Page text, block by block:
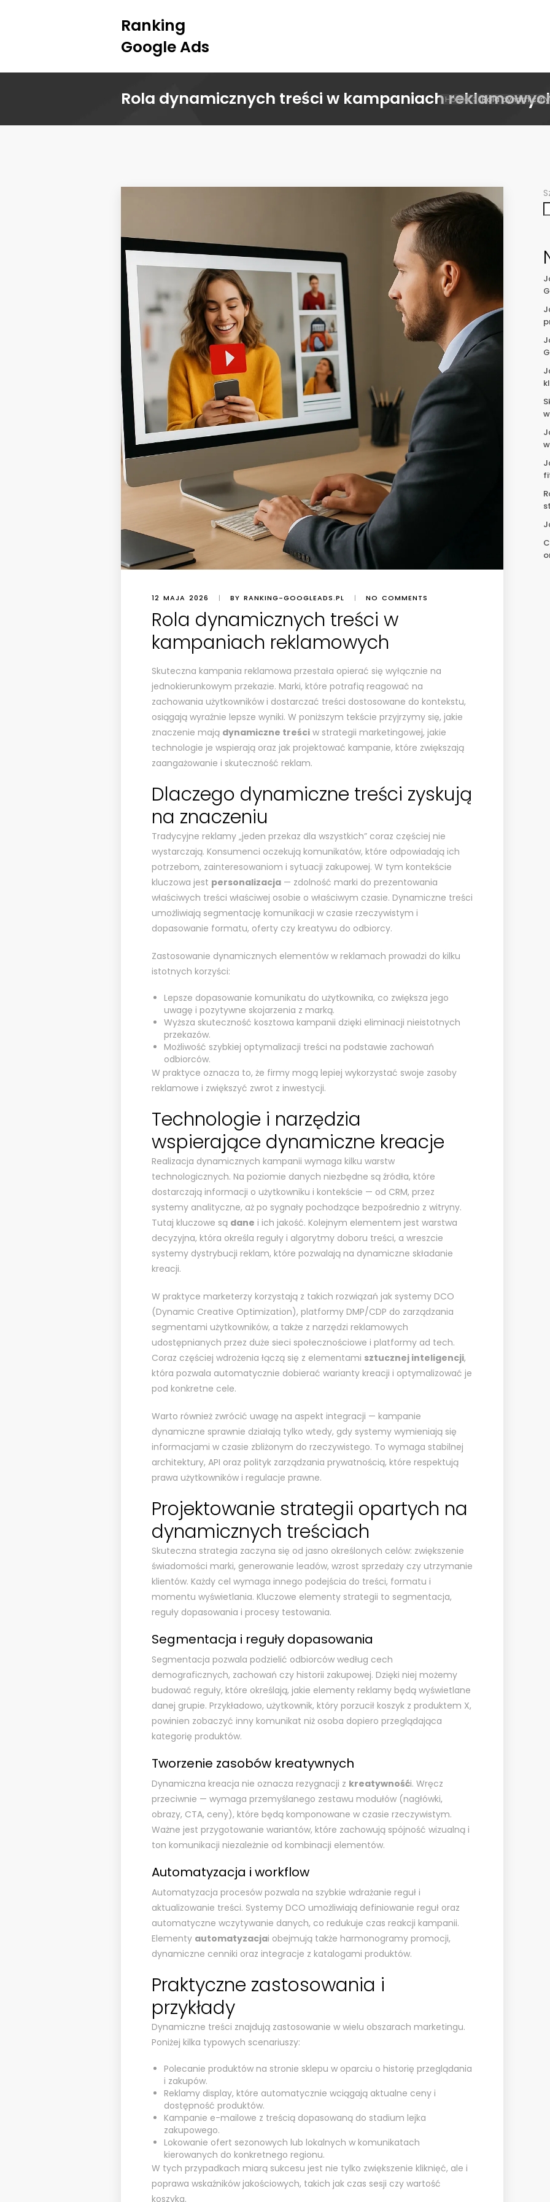
Ranking
Google Ads
Rola dynamicznych treści w kampaniachHome Rola
12 MAJA 2026 | BY RANKING-GOOGLEADS.PL | NO COMMENTS
Rola dynamicznych treści w
kampaniach reklamowych
Skuteczna kampania reklamowa przestała opierać się wyłącznie na
jednokierunkowym przekazie. Marki, które potrafią reagować na
zachowania użytkowników i dostarczać treści dostosowane do kontekstu,
osiągają wyraźnie lepsze wyniki. W poniższym tekście przyjrzymy się, jakie
znaczenie mają dynamiczne treści w strategii marketingowej, jakie
technologie je wspierają oraz jak projektować kampanie, które zwiększają
zaangażowanie i skuteczność reklam.
Dlaczego dynamiczne treści zyskują
na znaczeniu
Tradycyjne reklamy „jeden przekaz dla wszystkich” coraz częściej nie
wystarczają. Konsumenci oczekują komunikatów, które odpowiadają ich
potrzebom, zainteresowaniom i sytuacji zakupowej. W tym kontekście
kluczowa jest personalizacja — zdolność marki do prezentowania
właściwych treści właściwej osobie o właściwym czasie. Dynamiczne treści
umożliwiają segmentację komunikacji w czasie rzeczywistym i
dopasowanie formatu, oferty czy kreatywu do odbiorcy.
Zastosowanie dynamicznych elementów w reklamach prowadzi do kilku
istotnych korzyści:
Lepsze dopasowanie komunikatu do użytkownika, co zwiększa jego
uwagę i pozytywne skojarzenia z marką.
Wyższa skuteczność kosztowa kampanii dzięki eliminacji nieistotnych
przekazów.
Możliwość szybkiej optymalizacji treści na podstawie zachowań
odbiorców.
W praktyce oznacza to, że firmy mogą lepiej wykorzystać swoje zasoby
reklamowe i zwiększyć zwrot z inwestycji.
Technologie i narzędzia
wspierające dynamiczne kreacje
Realizacja dynamicznych kampanii wymaga kilku warstw
technologicznych. Na poziomie danych niezbędne są źródła, które
dostarczają informacji o użytkowniku i kontekście — od CRM, przez
systemy analityczne, aż po sygnały pochodzące bezpośrednio z witryny.
Tutaj kluczowe są dane i ich jakość. Kolejnym elementem jest warstwa
decyzyjna, która określa reguły i algorytmy doboru treści, a wreszcie
systemy dystrybucji reklam, które pozwalają na dynamiczne składanie
kreacji.
W praktyce marketerzy korzystają z takich rozwiązań jak systemy DCO
(Dynamic Creative Optimization), platformy DMP/CDP do zarządzania
segmentami użytkowników, a także z narzędzi reklamowych
udostępnianych przez duże sieci społecznościowe i platformy ad tech.
Coraz częściej wdrożenia łączą się z elementami sztucznej inteligencji,
która pozwala automatycznie dobierać warianty kreacji i optymalizować je
pod konkretne cele.
Warto również zwrócić uwagę na aspekt integracji — kampanie
dynamiczne sprawnie działają tylko wtedy, gdy systemy wymieniają się
informacjami w czasie zbliżonym do rzeczywistego. To wymaga stabilnej
architektury, API oraz polityk zarządzania prywatnością, które respektują
prawa użytkowników i regulacje prawne.
Projektowanie strategii opartych na
dynamicznych treściach
Skuteczna strategia zaczyna się od jasno określonych celów: zwiększenie
świadomości marki, generowanie leadów, wzrost sprzedaży czy utrzymanie
klientów. Każdy cel wymaga innego podejścia do treści, formatu i
momentu wyświetlania. Kluczowe elementy strategii to segmentacja,
reguły dopasowania i procesy testowania.
Segmentacja i reguły dopasowania
Segmentacja pozwala podzielić odbiorców według cech
demograficznych, zachowań czy historii zakupowej. Dzięki niej możemy
budować reguły, które określają, jakie elementy reklamy będą wyświetlane
danej grupie. Przykładowo, użytkownik, który porzucił koszyk z produktem X,
powinien zobaczyć inny komunikat niż osoba dopiero przeglądająca
kategorię produktów.
Tworzenie zasobów kreatywnych
Dynamiczna kreacja nie oznacza rezygnacji z kreatywnośći. Wręcz
przeciwnie — wymaga przemyślanego zestawu modułów (nagłówki,
obrazy, CTA, ceny), które będą komponowane w czasie rzeczywistym.
Ważne jest przygotowanie wariantów, które zachowują spójność wizualną i
ton komunikacji niezależnie od kombinacji elementów.
Automatyzacja i workflow
Automatyzacja procesów pozwala na szybkie wdrażanie reguł i
aktualizowanie treści. Systemy DCO umożliwiają definiowanie reguł oraz
automatyczne wczytywanie danych, co redukuje czas reakcji kampanii.
Elementy automatyzacjai obejmują także harmonogramy promocji,
dynamiczne cenniki oraz integracje z katalogami produktów.
Praktyczne zastosowania i
przykłady
Dynamiczne treści znajdują zastosowanie w wielu obszarach marketingu.
Poniżej kilka typowych scenariuszy:
Polecanie produktów na stronie sklepu w oparciu o historię przeglądania
i zakupów.
Reklamy display, które automatycznie wciągają aktualne ceny i
dostępność produktów.
Kampanie e-mailowe z treścią dopasowaną do stadium lejka
zakupowego.
Lokowanie ofert sezonowych lub lokalnych w komunikatach
kierowanych do konkretnego regionu.
W tych przypadkach miarą sukcesu jest nie tylko zwiększenie kliknięć, ale i
poprawa wskaźników jakościowych, takich jak czas sesji czy wartość
koszyka.